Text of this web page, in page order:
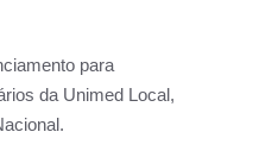
para
da Unimed Local,